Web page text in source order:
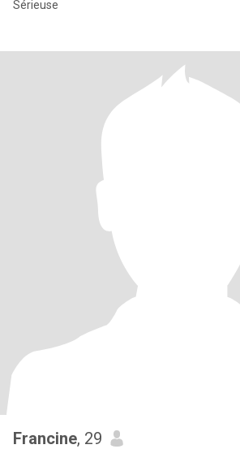
Sérieuse
Francine, 29